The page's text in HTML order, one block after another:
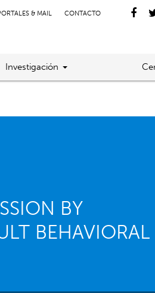
& MAIL CONTACTO
Investigación
BY
BEHAVIORAL